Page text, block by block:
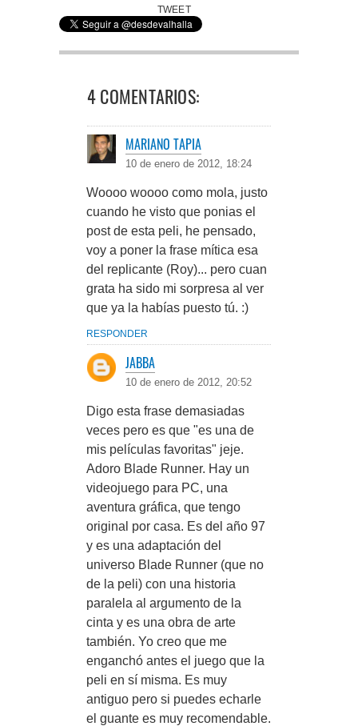
TWEET
4 COMENTARIOS:
MARIANO TAPIA
10 de enero de 2012, 18:24
Woooo woooo como mola, justo
cuando he visto que ponias el
post de esta peli, he pensado,
voy a poner la frase mítica esa
del replicante (Roy)... pero cuan
grata ha sido mi sorpresa al ver
que ya la habías puesto tú. :)
RESPONDER
JABBA
10 de enero de 2012, 20:52
Digo esta frase demasiadas
veces pero es que "es una de
mis películas favoritas" jeje.
Adoro Blade Runner. Hay un
videojuego para PC, una
aventura gráfica, que tengo
original por casa. Es del año 97
y es una adaptación del
universo Blade Runner (que no
de la peli) con una historia
paralela al argumento de la
cinta y es una obra de arte
también. Yo creo que me
enganchó antes el juego que la
peli en sí misma. Es muy
antiguo pero si puedes echarle
el guante es muy recomendable.